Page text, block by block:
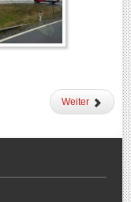
Weiter